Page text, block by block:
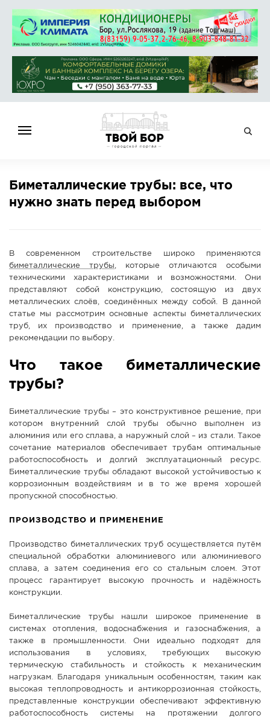
НОВОСТИ
СПРАВОЧНИК
АФИША
КАМЕРЫ
КОНКУРСЫ
СТАТЬИ
ГОЛОСОВАНИЯ
ПРЕДЛОЖИТЬ НОВОСТЬ
Биметаллические трубы: все, что
нужно знать перед выбором
В современном строительстве широко применяются
биметаллические трубы , которые отличаются особыми
техническими характеристиками и возможностями. Они
представляют собой конструкцию, состоящую из двух
металлических слоёв, соединённых между собой. В данной
статье мы рассмотрим основные аспекты биметаллических
труб, их производство и применение, а также дадим
рекомендации по выбору.
Что такое биметаллические
трубы?
Биметаллические трубы – это конструктивное решение, при
котором внутренний слой трубы обычно выполнен из
алюминия или его сплава, а наружный слой – из стали. Такое
сочетание материалов обеспечивает трубам оптимальные
работоспособность и долгий эксплуатационный ресурс.
Биметаллические трубы обладают высокой устойчивостью к
коррозионным воздействиям и в то же время хорошей
пропускной способностью.
ПРОИЗВОДСТВО И ПРИМЕНЕНИЕ
Производство биметаллических труб осуществляется путём
специальной обработки алюминиевого или алюминиевого
сплава, а затем соединения его со стальным слоем. Этот
процесс гарантирует высокую прочность и надёжность
конструкции.
Биметаллические трубы нашли широкое применение в
системах отопления, водоснабжения и газоснабжения, а
также в промышленности. Они идеально подходят для
использования в условиях, требующих высокую
термическую стабильность и стойкость к механическим
нагрузкам. Благодаря уникальным особенностям, таким как
высокая теплопроводность и антикоррозионная стойкость,
представленные конструкции обеспечивают эффективную
работоспособность системы на протяжении долгого